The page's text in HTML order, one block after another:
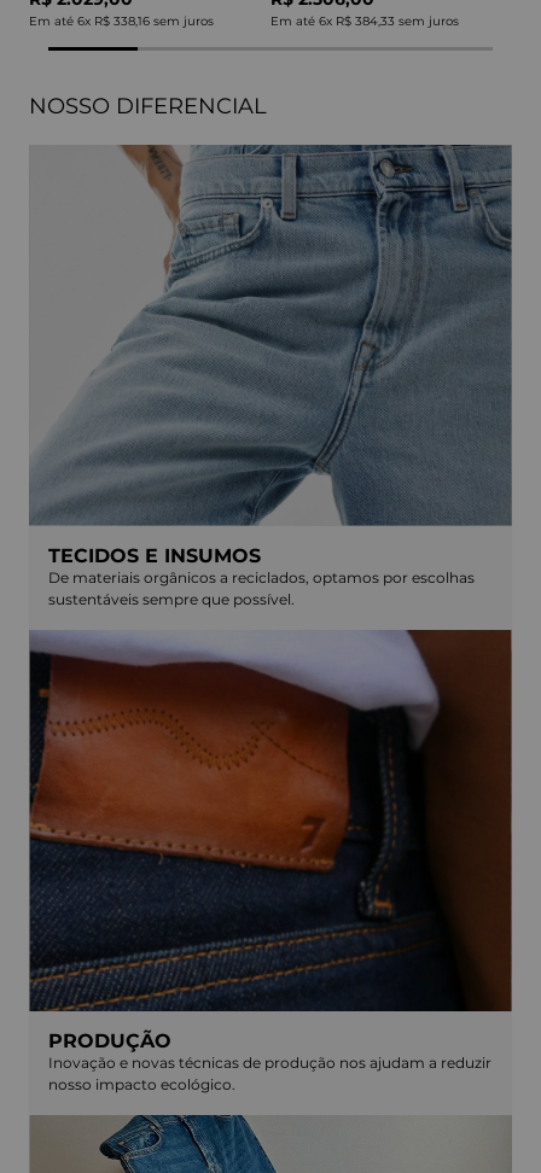
Em até 6x R$ 338,16 sem juros Em até 6x R$ 384,33 sem juros
NOSSO DIFERENCIAL
TECIDOS E INSUMOS
De materiais orgânicos a reciclados, optamos por escolhas
sustentáveis sempre que possível.
PRODUÇÃO
Inovação e novas técnicas de produção nos ajudam a reduzir
nosso impacto ecológico.